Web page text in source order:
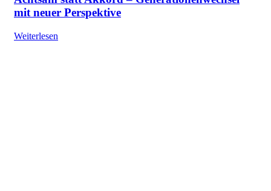
mit neuer Perspektive
Weiterlesen